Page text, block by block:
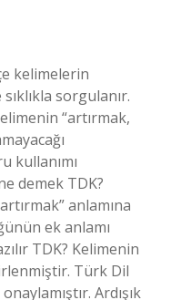
kelimelerin
sorgulanır.
“artırmak,
kullanımı
demek TDK?
anlamına
ek anlamı
TDK? Kelimenin
Türk Dil
Ardışık